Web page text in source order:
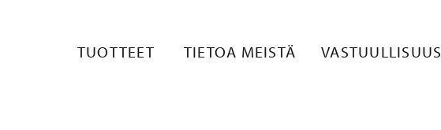
TUOTTEET TIETOA MEISTÄ VASTUULLISUUS
134